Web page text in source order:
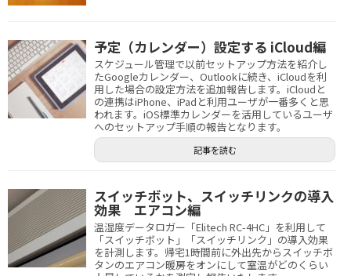
予定（カレンダー）設定する iCloud編
スケジュール管理で以前セットアップ方法を紹介し
たGoogleカレンダー、Outlookに続き、iCloudを利
用した場合の設定方法を追加報告します。iCloudと
の連携はiPhone、iPadと利用ユーザが一番多くと思
われます。iOS標準カレンダーを活用しているユーザ
へのセットアップ手順の報告となります。
記事を読む
スイッチボット、スイッチリンクの導入
効果 エアコン編
温湿度データロガー「Elitech RC-4HC」を利用して
「スイッチボット」「スイッチリンク」の導入効果
を計測します。帰宅1時間前に外出先からスイッチボ
タンのエアコン暖房をオンにして室温がどのくらい